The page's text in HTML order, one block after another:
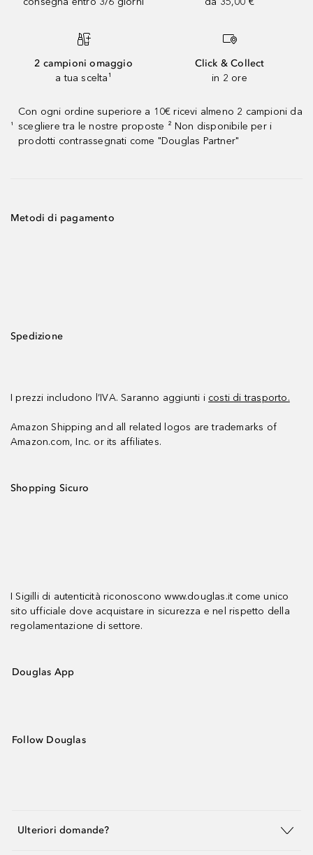
2 campioni omaggio
a tua scelta¹
Click & Collect
in 2 ore
¹
Con ogni ordine superiore a 10€ ricevi almeno 2 campioni da
scegliere tra le nostre proposte ² Non disponibile per i
prodotti contrassegnati come "Douglas Partner"
Metodi di pagamento
Spedizione
I prezzi includono l’IVA. Saranno aggiunti i costi di trasporto.
Amazon Shipping and all related logos are trademarks of
Amazon.com, Inc. or its affiliates.
Shopping Sicuro
I Sigilli di autenticità riconoscono www.douglas.it come unico
sito ufficiale dove acquistare in sicurezza e nel rispetto della
regolamentazione di settore.
Douglas App
Follow Douglas
Ulteriori domande?